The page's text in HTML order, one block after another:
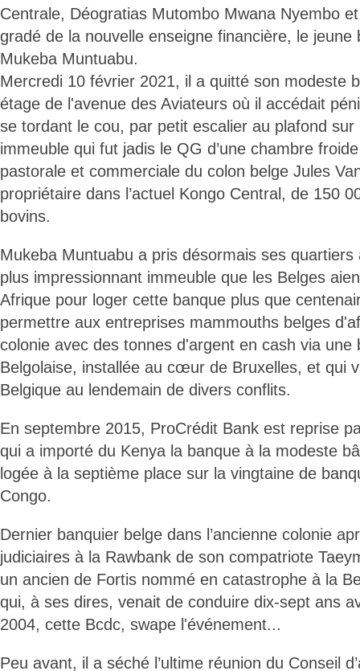
Centrale, Déogratias Mutombo Mwana Nyembo
gradé de la nouvelle enseigne financière, le jeune
Mukeba Muntuabu.
Mercredi 10 février 2021, il a quitté son modeste
étage de l'avenue des Aviateurs où il accédait
se tordant le cou, par petit escalier au plafond
immeuble qui fut jadis le QG d’une chambre
pastorale et commerciale du colon belge Jules
propriétaire dans l’actuel Kongo Central, de 150
bovins.
Mukeba Muntuabu a pris désormais ses
plus impressionnant immeuble que les Belges
Afrique pour loger cette banque plus que
permettre aux entreprises mammouths belges
colonie avec des tonnes d'argent en cash via une
Belgolaise, installée au cœur de Bruxelles, et qui
Belgique au lendemain de divers conflits.
En septembre 2015, ProCrédit Bank est reprise
qui a importé du Kenya la banque à la modeste
logée à la septième place sur la vingtaine de
Congo.
Dernier banquier belge dans l’ancienne colonie
judiciaires à la Rawbank de son compatriote
un ancien de Fortis nommé en catastrophe à la
qui, à ses dires, venait de conduire dix-sept ans
2004, cette Bcdc, swape l'événement...
Peu avant, il a séché l’ultime réunion du Conseil